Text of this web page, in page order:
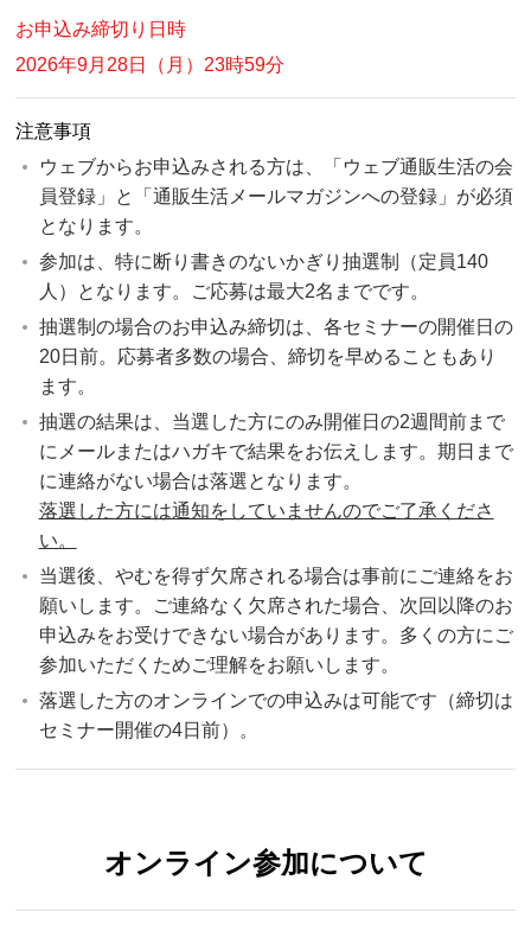
お申込み締切り日時
2026年9月28日（月）23時59分
注意事項
ウェブからお申込みされる方は、「ウェブ通販生活の会
員登録」と「通販生活メールマガジンへの登録」が必須
となります。
参加は、特に断り書きのないかぎり抽選制（定員140
人）となります。ご応募は最大2名までです。
抽選制の場合のお申込み締切は、各セミナーの開催日の
20日前。応募者多数の場合、締切を早めることもあり
ます。
抽選の結果は、当選した方にのみ開催日の2週間前まで
にメールまたはハガキで結果をお伝えします。期日まで
に連絡がない場合は落選となります。
落選した方には通知をしていませんのでご了承くださ
い。
当選後、やむを得ず欠席される場合は事前にご連絡をお
願いします。ご連絡なく欠席された場合、次回以降のお
申込みをお受けできない場合があります。多くの方にご
参加いただくためご理解をお願いします。
落選した方のオンラインでの申込みは可能です（締切は
セミナー開催の4日前）。
オンライン参加について